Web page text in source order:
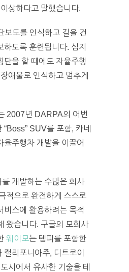
상하다고 말했습니다.
보도를 인식하고 길을 건
하도록 훈련됩니다. 심지
단을 할 때에도 자율주행
애물로 인식하고 멈추게
2007년 DARPA의 어번
“Boss” SUV를 포함, 카네
율주행차 개발을 이끌어
개발하는 수많은 회사
적으로 완전하게 스스로
비스에 활용하려는 목적
왔습니다. 구글의 모회사
웨이모는 템피를 포함한
캘리포니아주, 디트로이
시에서 유사한 기술을 테